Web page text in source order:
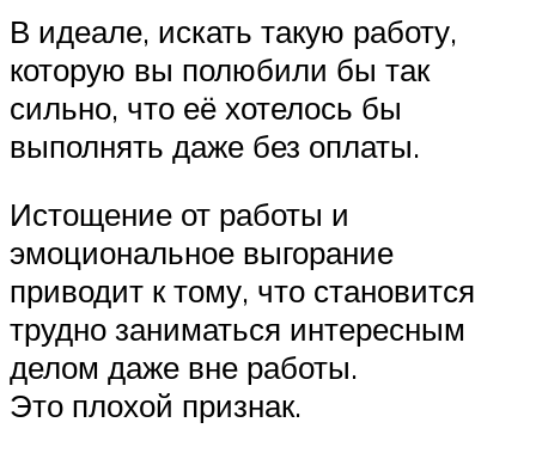
В идеале, искать такую работу,
которую вы полюбили бы так
сильно, что её хотелось бы
выполнять даже без оплаты.
Истощение от работы и
эмоциональное выгорание
приводит к тому, что становится
трудно заниматься интересным
делом даже вне работы.
Это плохой признак.